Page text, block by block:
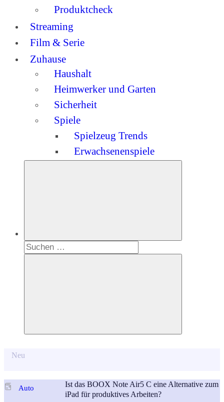
Produktcheck
Streaming
Film & Serie
Zuhause
Haushalt
Heimwerker und Garten
Sicherheit
Spiele
Spielzeug Trends
Erwachsenenspiele
Suchen
nach:
Suchen
Neu
Ist das BOOX Note Air5 C eine Alternative zum
iPad für produktives Arbeiten?
Auto